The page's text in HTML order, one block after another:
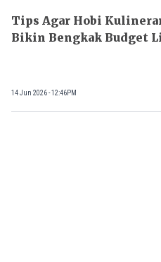
Tips Agar Hobi
Bikin Bengkak Budget
14 Jun 2026 - 12:46PM